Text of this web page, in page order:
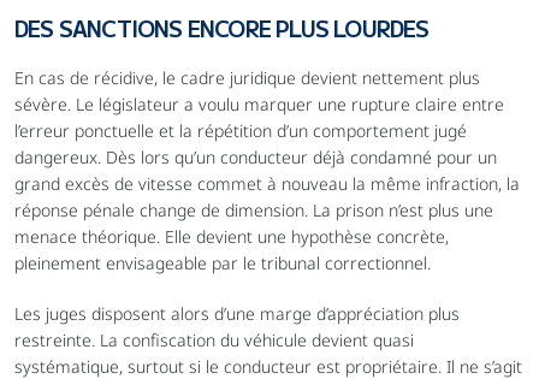
DES SANCTIONS ENCORE PLUS LOURDES
En cas de récidive, le cadre juridique devient nettement plus
sévère. Le législateur a voulu marquer une rupture claire entre
l’erreur ponctuelle et la répétition d’un comportement jugé
dangereux. Dès lors qu’un conducteur déjà condamné pour un
grand excès de vitesse commet à nouveau la même infraction, la
réponse pénale change de dimension. La prison n’est plus une
menace théorique. Elle devient une hypothèse concrète,
pleinement envisageable par le tribunal correctionnel.
Les juges disposent alors d’une marge d’appréciation plus
restreinte. La confiscation du véhicule devient quasi
systématique, surtout si le conducteur est propriétaire. Il ne s’agit